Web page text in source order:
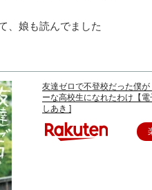
、娘も読んでました
友達ゼロで不登校だった僕
ーな高校生になれたわけ【
しあき ]